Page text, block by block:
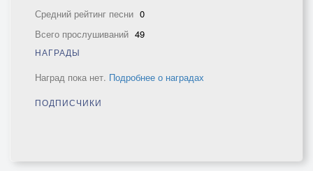
Средний рейтинг песни 0
Всего прослушиваний 49
НАГРАДЫ
Наград пока нет. Подробнее о наградах
ПОДПИСЧИКИ